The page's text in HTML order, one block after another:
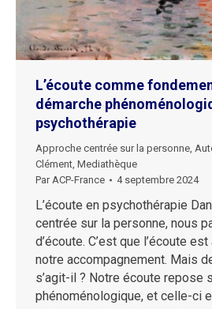
L’écoute comme
démarche
psychothérapie
Approche centrée sur la personne
Clément Mediathèque
Par ACP-France 4 septembre 2024
L’écoute en psychothérapie
centrée sur la personne, nous
d’écoute. C’est que l’écoute
notre accompagnement. Mais
s’agit-il ? Notre écoute repose
phénoménologique, et celle-ci